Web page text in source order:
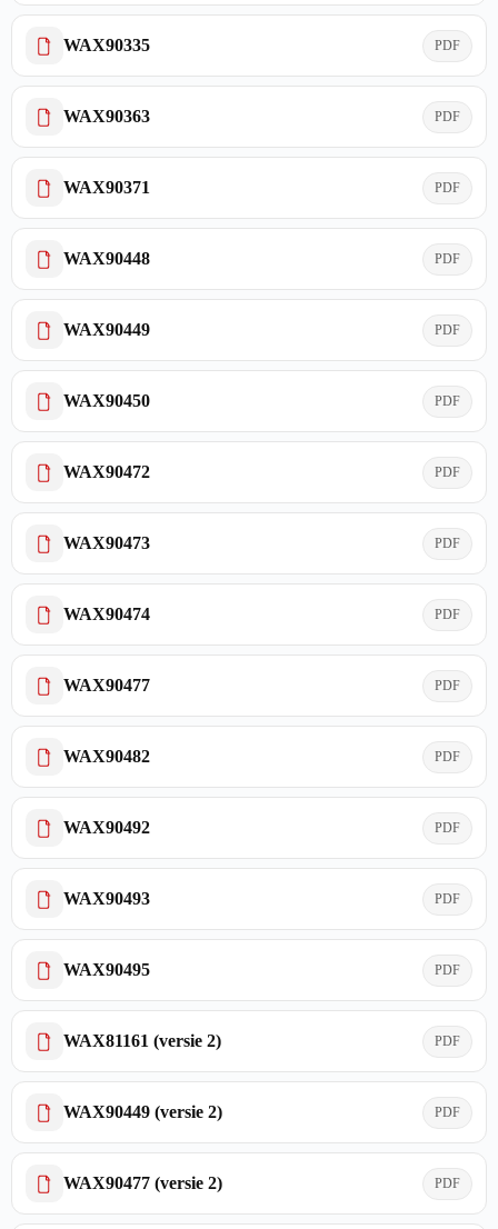
WAX90335 PDF
WAX90363 PDF
WAX90371 PDF
WAX90448 PDF
WAX90449 PDF
WAX90450 PDF
WAX90472 PDF
WAX90473 PDF
WAX90474 PDF
WAX90477 PDF
WAX90482 PDF
WAX90492 PDF
WAX90493 PDF
WAX90495 PDF
WAX81161 (versie 2) PDF
WAX90449 (versie 2) PDF
WAX90477 (versie 2) PDF